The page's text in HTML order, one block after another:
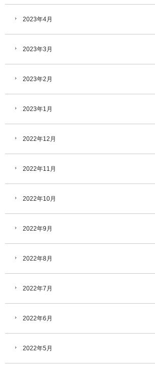
2023年4月
2023年3月
2023年2月
2023年1月
2022年12月
2022年11月
2022年10月
2022年9月
2022年8月
2022年7月
2022年6月
2022年5月